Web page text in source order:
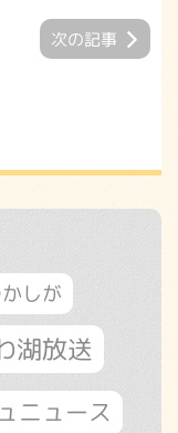
次の記事
しが
湖放送
ニュース